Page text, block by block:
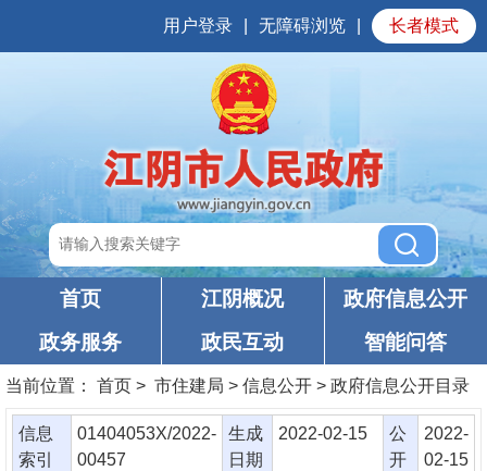
用户登录 无障碍浏览 长者模式
首页 江阴概况
政府信息公开
政务服务
政民互动 智能问答
当前位置： 首页 > 市住建局 > 信息公开 > 政府信息公开目录
信息
索引
01404053X/2022-
00457
生成
日期
2022-02-15
公
开
2022-
02-15